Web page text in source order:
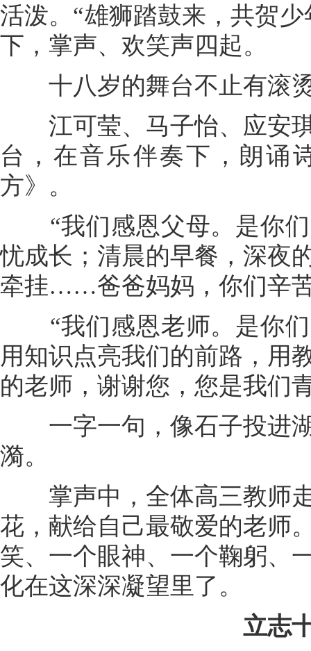
活泼。“雄狮踏鼓来，共贺
下，掌声、欢笑声四起。
十八岁的舞台不止有滚烫
江可莹、马子怡、应安琪
台，在音乐伴奏下，朗诵
方》。
“我们感恩父母。是你们
忧成长；清晨的早餐，深夜
牵挂……爸爸妈妈，你们辛
“我们感恩老师。是你们
用知识点亮我们的前路，用
的老师，谢谢您，您是我们
一字一句，像石子投进湖
漪。
掌声中，全体高三教师走
花，献给自己最敬爱的老师
笑、一个眼神、一个鞠躬、
化在这深深凝望里了。
立志